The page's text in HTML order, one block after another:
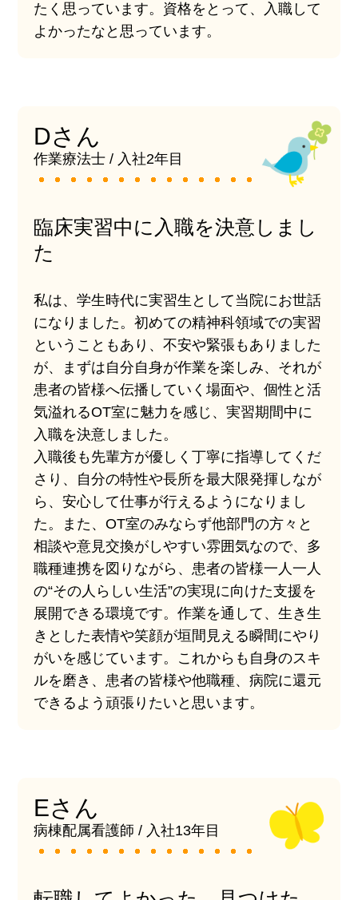
たく思っています。資格をとって、入職して
よかったなと思っています。
Dさん
作業療法士 / 入社2年目
臨床実習中に入職を決意しまし
た
私は、学生時代に実習生として当院にお世話
になりました。初めての精神科領域での実習
ということもあり、不安や緊張もありました
が、まずは自分自身が作業を楽しみ、それが
患者の皆様へ伝播していく場面や、個性と活
気溢れるOT室に魅力を感じ、実習期間中に
入職を決意しました。
入職後も先輩方が優しく丁寧に指導してくだ
さり、自分の特性や長所を最大限発揮しなが
ら、安心して仕事が行えるようになりまし
た。また、OT室のみならず他部門の方々と
相談や意見交換がしやすい雰囲気なので、多
職種連携を図りながら、患者の皆様一人一人
の“その人らしい生活”の実現に向けた支援を
展開できる環境です。作業を通して、生き生
きとした表情や笑顔が垣間見える瞬間にやり
がいを感じています。これからも自身のスキ
ルを磨き、患者の皆様や他職種、病院に還元
できるよう頑張りたいと思います。
Eさん
病棟配属看護師 / 入社13年目